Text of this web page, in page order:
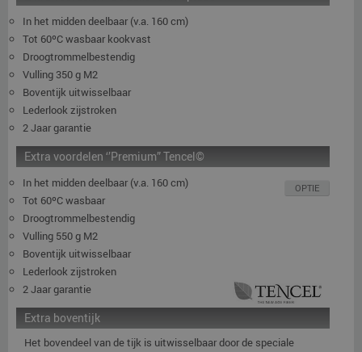
In het midden deelbaar (v.a. 160 cm)
Tot 60ºC wasbaar kookvast
Droogtrommelbestendig
Vulling 350 g M2
Boventijk uitwisselbaar
Lederlook zijstroken
2 Jaar garantie
OPTIE
Extra voordelen ‘’Premium” Tencel©
In het midden deelbaar (v.a. 160 cm)
Tot 60ºC wasbaar
Droogtrommelbestendig
Vulling 550 g M2
Boventijk uitwisselbaar
Lederlook zijstroken
2 Jaar garantie
Extra boventijk
Het bovendeel van de tijk is uitwisselbaar door de speciale